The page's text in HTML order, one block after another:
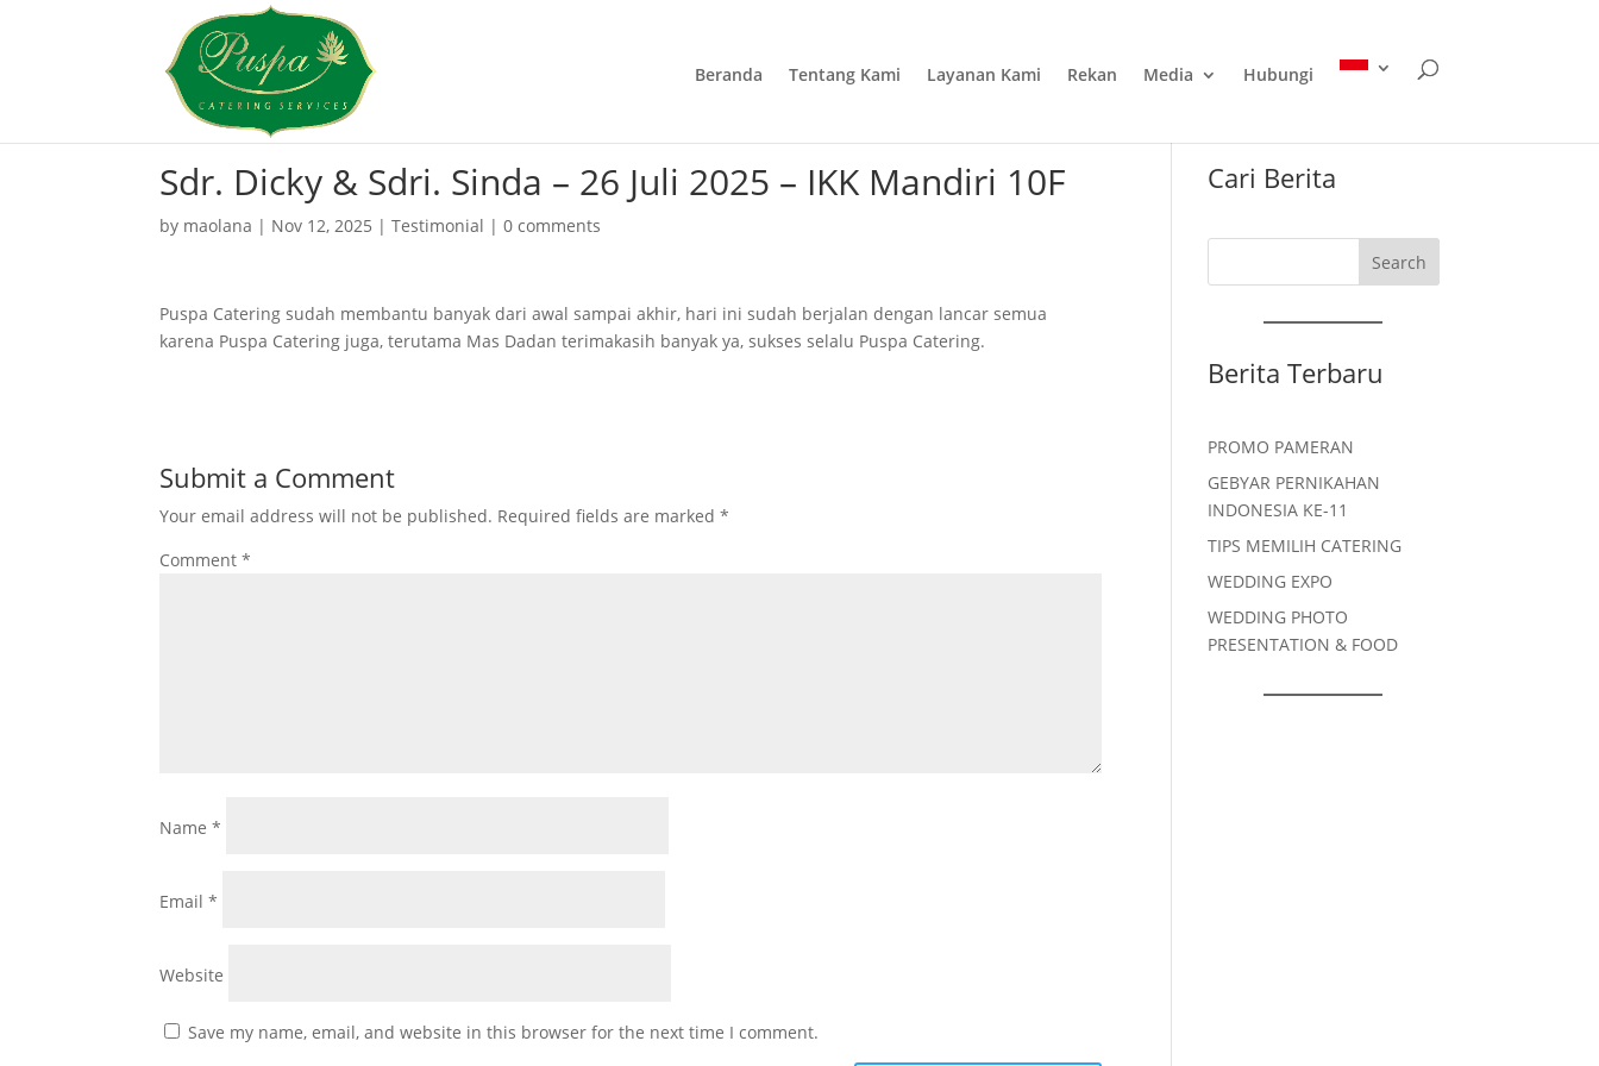
Beranda Tentang Kami Layanan Kami Rekan Media Hubungi
Sdr. Dicky & Sdri. Sinda – 26 Juli 2025 – IKK Mandiri 10F
by maolana | Nov 12, 2025 |Testimonial |0 comments
Puspa Catering sudah membantu banyak dari awal sampai akhir, hari ini sudah berjalan dengan lancar semua
karena Puspa Catering juga, terutama Mas Dadan terimakasih banyak ya, sukses selalu Puspa Catering.
Submit a Comment
Your email address will not be published. Required fields are marked*
Comment*
Name*
Email*
Website
Save my name, email, and website in this browser for the next time I comment.
Cari Berita
Search
Berita Terbaru
PROMO PAMERAN
GEBYAR PERNIKAHAN
INDONESIA KE-11
TIPS MEMILIH CATERING
WEDDING EXPO
WEDDING PHOTO
PRESENTATION & FOOD